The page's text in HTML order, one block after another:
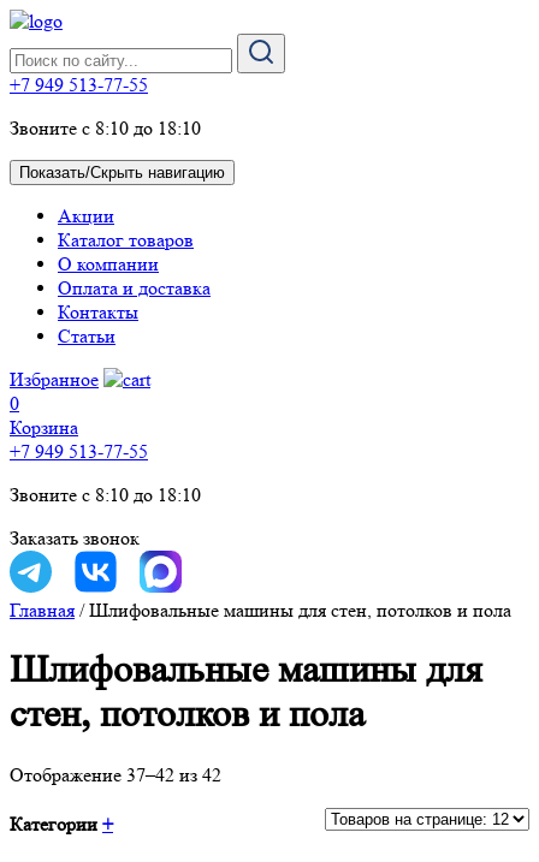
+7 949 513-77-55
Звоните с 8:10 до 18:10
Показать/Скрыть навигацию
Акции
Каталог товаров
О компании
Оплата и доставка
Контакты
Статьи
Избранное
0
Корзина
+7 949 513-77-55
Звоните с 8:10 до 18:10
Заказать звонок
Главная /Шлифовальные машины для стен, потолков и пола
Шлифовальные машины для
стен, потолков и пола
Отображение 37–42 из 42
Категории +